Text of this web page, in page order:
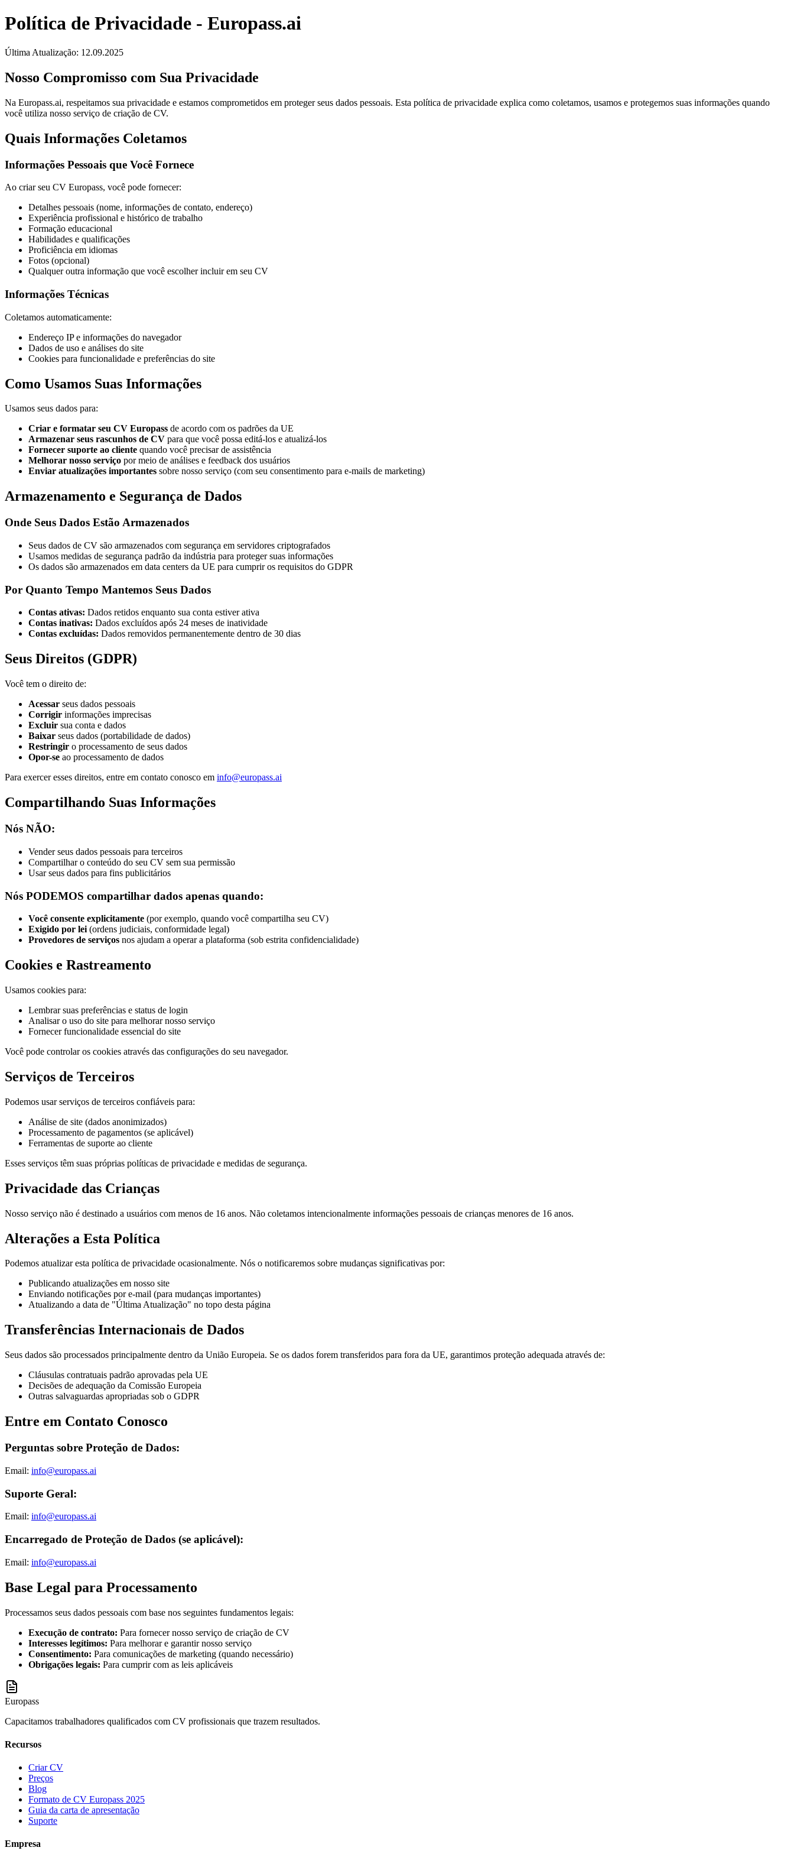
Política de Privacidade - Europass.ai
Última Atualização: 12.09.2025
Nosso Compromisso com Sua Privacidade
Na Europass.ai, respeitamos sua privacidade e estamos comprometidos em proteger seus dados pessoais. Esta política de privacidade explica como coletamos, usamos e protegemos suas informações quando
você utiliza nosso serviço de criação de CV.
Quais Informações Coletamos
Informações Pessoais que Você Fornece
Ao criar seu CV Europass, você pode fornecer:
Detalhes pessoais (nome, informações de contato, endereço)
Experiência profissional e histórico de trabalho
Formação educacional
Habilidades e qualificações
Proficiência em idiomas
Fotos (opcional)
Qualquer outra informação que você escolher incluir em seu CV
Informações Técnicas
Coletamos automaticamente:
Endereço IP e informações do navegador
Dados de uso e análises do site
Cookies para funcionalidade e preferências do site
Como Usamos Suas Informações
Usamos seus dados para:
Criar e formatar seu CV Europass de acordo com os padrões da UE
Armazenar seus rascunhos de CV para que você possa editá-los e atualizá-los
Fornecer suporte ao cliente quando você precisar de assistência
Melhorar nosso serviço por meio de análises e feedback dos usuários
Enviar atualizações importantes sobre nosso serviço (com seu consentimento para e-mails de marketing)
Armazenamento e Segurança de Dados
Onde Seus Dados Estão Armazenados
Seus dados de CV são armazenados com segurança em servidores criptografados
Usamos medidas de segurança padrão da indústria para proteger suas informações
Os dados são armazenados em data centers da UE para cumprir os requisitos do GDPR
Por Quanto Tempo Mantemos Seus Dados
Contas ativas: Dados retidos enquanto sua conta estiver ativa
Contas inativas: Dados excluídos após 24 meses de inatividade
Contas excluídas: Dados removidos permanentemente dentro de 30 dias
Seus Direitos (GDPR)
Você tem o direito de:
Acessar seus dados pessoais
Corrigir informações imprecisas
Excluir sua conta e dados
Baixar seus dados (portabilidade de dados)
Restringir o processamento de seus dados
Opor-se ao processamento de dados
Para exercer esses direitos, entre em contato conosco em info@europass.ai
Compartilhando Suas Informações
Nós NÃO:
Vender seus dados pessoais para terceiros
Compartilhar o conteúdo do seu CV sem sua permissão
Usar seus dados para fins publicitários
Nós PODEMOS compartilhar dados apenas quando:
Você consente explicitamente (por exemplo, quando você compartilha seu CV)
Exigido por lei (ordens judiciais, conformidade legal)
Provedores de serviços nos ajudam a operar a plataforma (sob estrita confidencialidade)
Cookies e Rastreamento
Usamos cookies para:
Lembrar suas preferências e status de login
Analisar o uso do site para melhorar nosso serviço
Fornecer funcionalidade essencial do site
Você pode controlar os cookies através das configurações do seu navegador.
Serviços de Terceiros
Podemos usar serviços de terceiros confiáveis para:
Análise de site (dados anonimizados)
Processamento de pagamentos (se aplicável)
Ferramentas de suporte ao cliente
Esses serviços têm suas próprias políticas de privacidade e medidas de segurança.
Privacidade das Crianças
Nosso serviço não é destinado a usuários com menos de 16 anos. Não coletamos intencionalmente informações pessoais de crianças menores de 16 anos.
Alterações a Esta Política
Podemos atualizar esta política de privacidade ocasionalmente. Nós o notificaremos sobre mudanças significativas por:
Publicando atualizações em nosso site
Enviando notificações por e-mail (para mudanças importantes)
Atualizando a data de "Última Atualização" no topo desta página
Transferências Internacionais de Dados
Seus dados são processados principalmente dentro da União Europeia. Se os dados forem transferidos para fora da UE, garantimos proteção adequada através de:
Cláusulas contratuais padrão aprovadas pela UE
Decisões de adequação da Comissão Europeia
Outras salvaguardas apropriadas sob o GDPR
Entre em Contato Conosco
Perguntas sobre Proteção de Dados:
Email: info@europass.ai
Suporte Geral:
Email: info@europass.ai
Encarregado de Proteção de Dados (se aplicável):
Email: info@europass.ai
Base Legal para Processamento
Processamos seus dados pessoais com base nos seguintes fundamentos legais:
Execução de contrato: Para fornecer nosso serviço de criação de CV
Interesses legítimos: Para melhorar e garantir nosso serviço
Consentimento: Para comunicações de marketing (quando necessário)
Obrigações legais: Para cumprir com as leis aplicáveis
Europass
Capacitamos trabalhadores qualificados com CV profissionais que trazem resultados.
Recursos
Criar CV
Preços
Blog
Formato de CV Europass 2025
Guia da carta de apresentação
Suporte
Empresa